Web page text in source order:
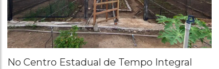
No Centro Estadual de Tempo Integral